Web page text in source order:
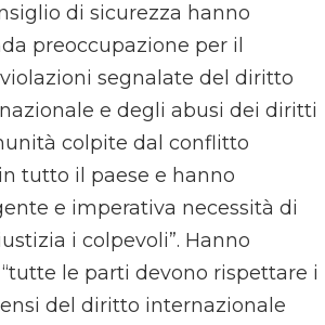
di sicurezza hanno
preoccupazione per il
segnalate del diritto
e degli abusi dei diritti
colpite dal conflitto
tutto il paese e hanno
e imperativa necessità di
i colpevoli”. Hanno
le parti devono rispettare i
del diritto internazionale